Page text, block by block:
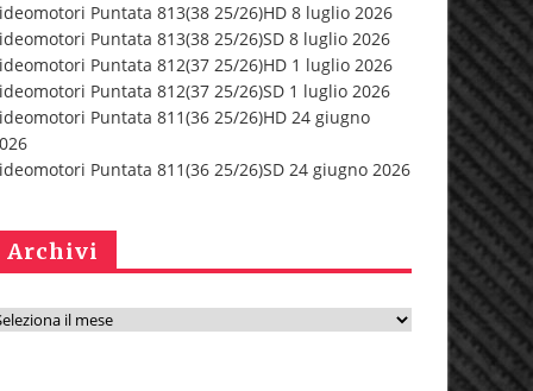
Puntata 813(38 25/26)HD 8 luglio 2026
Puntata 813(38 25/26)SD 8 luglio 2026
Puntata 812(37 25/26)HD 1 luglio 2026
Puntata 812(37 25/26)SD 1 luglio 2026
Puntata 811(36 25/26)HD 24 giugno
Puntata 811(36 25/26)SD 24 giugno 2026
Archivi